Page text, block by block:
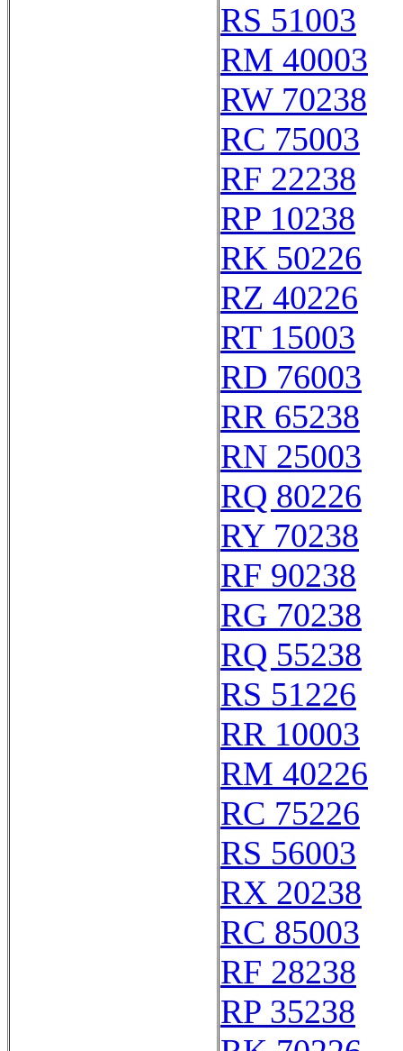
RS 51003
RM 40003
RW 70238
RC 75003
RF 22238
RP 10238
RK 50226
RZ 40226
RT 15003
RD 76003
RR 65238
RN 25003
RQ 80226
RY 70238
RF 90238
RG 70238
RQ 55238
RS 51226
RR 10003
RM 40226
RC 75226
RS 56003
RX 20238
RC 85003
RF 28238
RP 35238